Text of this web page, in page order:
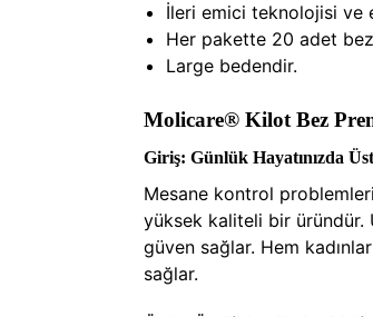
İleri emici teknolojisi ve
Her pakette 20 adet
Large bedendir.
Molicare® Kilot Bez
Giriş: Günlük Hayatınızda
Mesane kontrol
yüksek kaliteli bir üründür.
güven sağlar. Hem
sağlar.